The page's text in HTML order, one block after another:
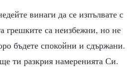
винаги да се изпълвате с
грешките са неизбежни, но не
бъдете спокойни и сдържани.
ти разкрия намеренията Си.